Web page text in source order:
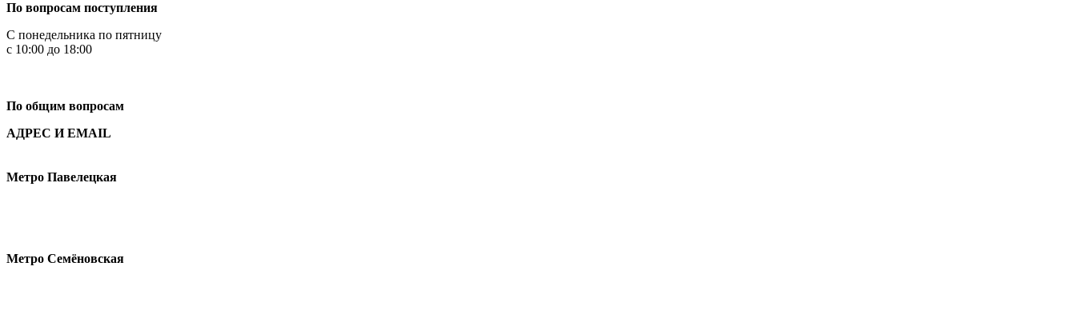
По вопросам поступления
С понедельника по пятницу
с 10:00 до 18:00
По общим вопросам
АДРЕС И EMAIL
Метро Павелецкая
Метро Семёновская